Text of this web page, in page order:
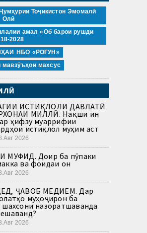
Тоҷикистон Эмомалӣ
Олӣ
амал «Об барои рушди
2028
НБО «РОҒУН»
мавзӯъҳои махсус
ИСТИҚЛОЛИ ДАВЛАТӢ
МИЛЛӢ. Нақши ин
ҳифзу муаррифии
истиқлол муҳим аст
2026
МУФИД. Доир ба пӯпаки
ва фоидаи он
2026
ҶАВОБ МЕДИҲЕМ. Дар
муҳоҷирон ба
шахсони назоратшаванда
2026